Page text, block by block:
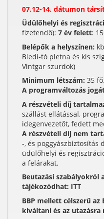
07.12-14. dátumon
Üdülőhelyi és
fizetendő): 7 év felett:
Belépők a helyszínen:
Bledi-tó pletna és kis
Vintgar szurdok)
Minimum létszám: 35 fő.
A programváltozás
A részvételi díj
szállást ellátással,
idegenvezetőt, fedett
A részvételi díj nem
-, és poggyászbiztosítás
üdülőhelyi és
a felárakat.
Beutazási szabályokról
tájékozódhat: ITT
BBP mellett célszerű az
kiváltani és az